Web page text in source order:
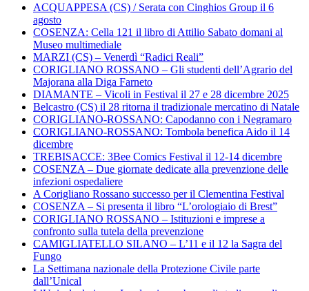
ACQUAPPESA (CS) / Serata con Cinghios Group il 6
agosto
COSENZA: Cella 121 il libro di Attilio Sabato domani al
Museo multimediale
MARZI (CS) – Venerdì “Radici Reali”
CORIGLIANO ROSSANO – Gli studenti dell’Agrario del
Majorana alla Diga Farneto
DIAMANTE – Vicoli in Festival il 27 e 28 dicembre 2025
Belcastro (CS) il 28 ritorna il tradizionale mercatino di Natale
CORIGLIANO-ROSSANO: Capodanno con i Negramaro
CORIGLIANO-ROSSANO: Tombola benefica Aido il 14
dicembre
TREBISACCE: 3Bee Comics Festival il 12-14 dicembre
COSENZA – Due giornate dedicate alla prevenzione delle
infezioni ospedaliere
A Corigliano Rossano successo per il Clementina Festival
COSENZA – Si presenta il libro “L’orologiaio di Brest”
CORIGLIANO ROSSANO – Istituzioni e imprese a
confronto sulla tutela della prevenzione
CAMIGLIATELLO SILANO – L’11 e il 12 la Sagra del
Fungo
La Settimana nazionale della Protezione Civile parte
dall’Unical